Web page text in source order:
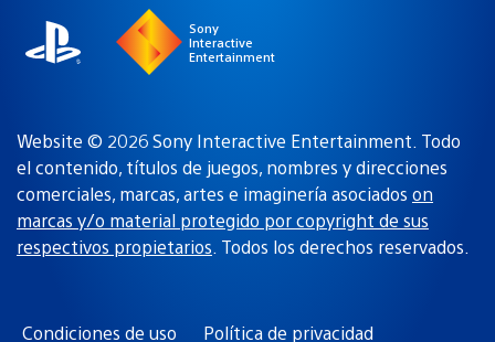
Sony
Interactive
Entertainment
Website © 2026 Sony Interactive Entertainment. Todo
el contenido, títulos de juegos, nombres y direcciones
comerciales, marcas, artes e imaginería asociados on
marcas y/o material protegido por copyright de sus
respectivos propietarios. Todos los derechos reservados.
Condiciones de uso Política de privacidad